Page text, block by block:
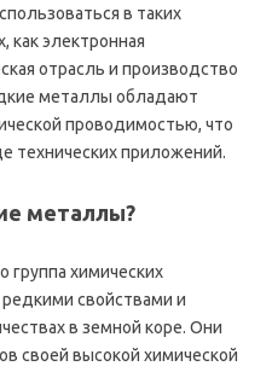
в таких
как электронная
отрасль и производство
металлы обладают
проводимостью, что
технических приложений.
металлы?
группа химических
свойствами и
в земной коре. Они
своей высокой химической